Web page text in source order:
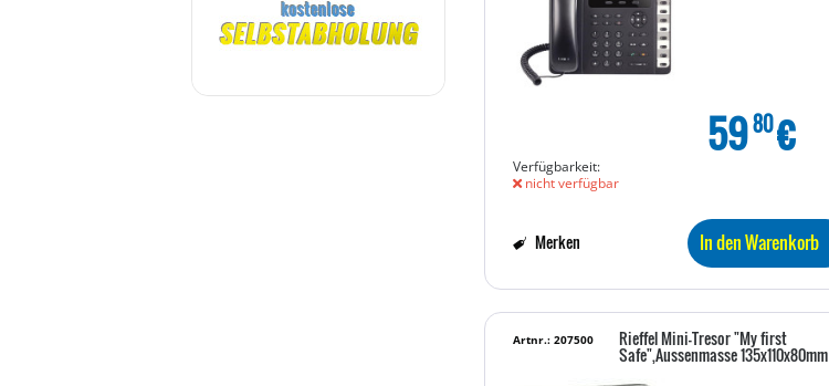
5980€
Verfügbarkeit:
nicht verfügbar
In den Warenkorb
Merken
Rieffel Mini-Tresor "My first
Safe",Aussenmasse 135x110x80mm
Artnr.: 207500